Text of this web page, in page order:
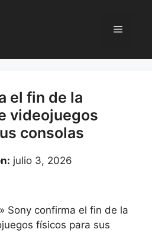
Menú
el fin de la
videojuegos
consolas
julio 3, 2026
» Sony confirma el fin de la
físicos para sus